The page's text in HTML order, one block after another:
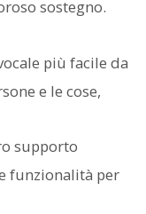
sostegno.
più facile da
e le cose,
supporto
funzionalità per